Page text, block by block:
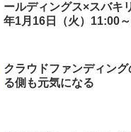
ールディングス×スバキ
年1月16日（火）11:00
クラウドファンディン
る側も元気になる